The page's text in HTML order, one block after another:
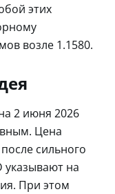
этих
возле 1.1580.
2 июня 2026
Цена
сильного
указывают на
При этом